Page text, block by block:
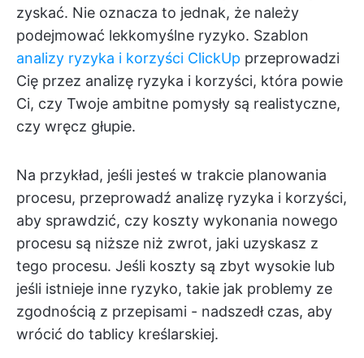
zyskać. Nie oznacza to jednak, że należy
podejmować lekkomyślne ryzyko. Szablon
analizy ryzyka i korzyści ClickUp przeprowadzi
Cię przez analizę ryzyka i korzyści, która powie
Ci, czy Twoje ambitne pomysły są realistyczne,
czy wręcz głupie.
Na przykład, jeśli jesteś w trakcie planowania
procesu, przeprowadź analizę ryzyka i korzyści,
aby sprawdzić, czy koszty wykonania nowego
procesu są niższe niż zwrot, jaki uzyskasz z
tego procesu. Jeśli koszty są zbyt wysokie lub
jeśli istnieje inne ryzyko, takie jak problemy ze
zgodnością z przepisami - nadszedł czas, aby
wrócić do tablicy kreślarskiej.